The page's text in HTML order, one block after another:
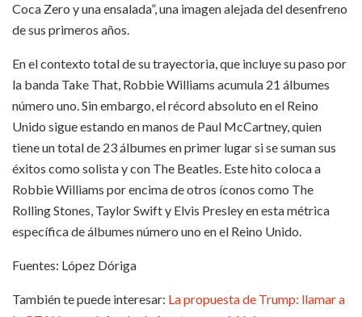
Coca Zero y una ensalada”, una imagen alejada del desenfreno
de sus primeros años.
En el contexto total de su trayectoria, que incluye su paso por
la banda Take That, Robbie Williams acumula 21 álbumes
número uno. Sin embargo, el récord absoluto en el Reino
Unido sigue estando en manos de Paul McCartney, quien
tiene un total de 23 álbumes en primer lugar si se suman sus
éxitos como solista y con The Beatles. Este hito coloca a
Robbie Williams por encima de otros íconos como The
Rolling Stones, Taylor Swift y Elvis Presley en esta métrica
específica de álbumes número uno en el Reino Unido.
Fuentes: López Dóriga
También te puede interesar: La propuesta de Trump: llamar a